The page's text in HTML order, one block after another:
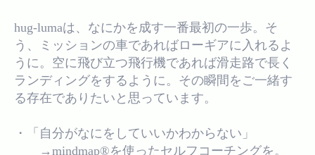
hug-lumaは、なにかを成す一番最初の一歩。そ
う、ミッションの車であればローギアに入れるよ
うに。空に飛び立つ飛行機であれば滑走路で長く
ランディングをするように。その瞬間をご一緒す
る存在でありたいと思っています。
・「自分がなにをしていいかわからない」
→mindmap®︎を使ったセルフコーチングを。